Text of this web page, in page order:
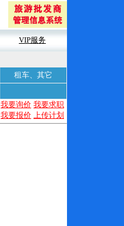
VIP服务
租车、其它
我要询价 我要求职
我要报价 上传计划